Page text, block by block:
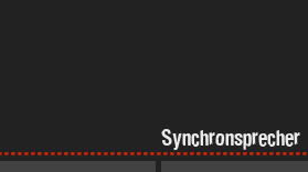
Synchronsprecher